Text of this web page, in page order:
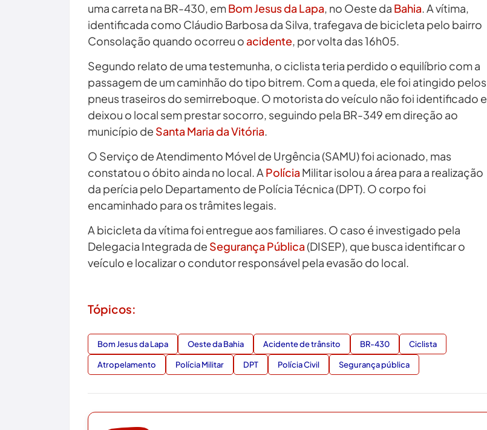
uma carreta na BR-430, emBom Jesus da Lapa, no Oeste da Bahia. A vítima,
identificada como Cláudio Barbosa da Silva, trafegava de bicicleta pelo bairro
Consolação quando ocorreu o acidente, por volta das 16h05.
Segundo relato de uma testemunha, o ciclista teria perdido o equilíbrio com a
passagem de um caminhão do tipo bitrem. Com a queda, ele foi atingido pelos
pneus traseiros do semirreboque. O motorista do veículo não foi identificado e
deixou o local sem prestar socorro, seguindo pela BR-349 em direção ao
município de Santa Maria da Vitória.
O Serviço de Atendimento Móvel de Urgência (SAMU) foi acionado, mas
constatou o óbito ainda no local. A Polícia Militar isolou a área para a realização
da perícia pelo Departamento de Polícia Técnica (DPT). O corpo foi
encaminhado para os trâmites legais.
A bicicleta da vítima foi entregue aos familiares. O caso é investigado pela
Delegacia Integrada de Segurança Pública(DISEP), que busca identificar o
veículo e localizar o condutor responsável pela evasão do local.
Tópicos:
Bom Jesus da Lapa Oeste da Bahia Acidente de trânsito BR-430 Ciclista
Atropelamento Polícia Militar DPT Polícia Civil Segurança pública